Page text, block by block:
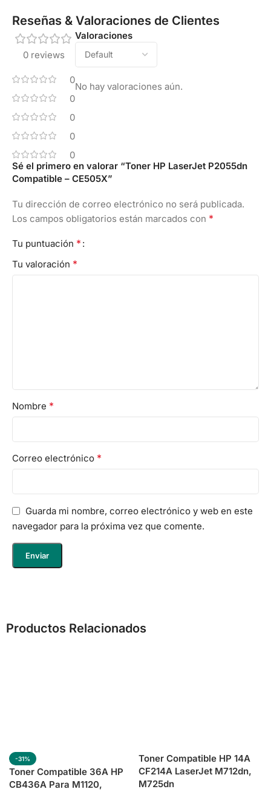
Reseñas & Valoraciones de Clientes
0 reviews
0
0
0
0
0
Valoraciones
No hay valoraciones aún.
Sé el primero en valorar “Toner HP LaserJet P2055dn
Compatible – CE505X”
Tu dirección de correo electrónico no será publicada.
Los campos obligatorios están marcados con *
Tu puntuación *
Tu valoración *
Nombre *
Correo electrónico *
Guarda mi nombre, correo electrónico y web en este
navegador para la próxima vez que comente.
Productos Relacionados
-31%
Toner Compatible 36A HP
CB436A Para M1120,
Toner Compatible HP 14A
CF214A LaserJet M712dn,
M725dn